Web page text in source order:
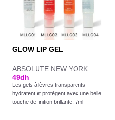
GLOW LIP GEL
ABSOLUTE NEW YORK
49dh
Les gels à lèvres transparents
hydratent et protègent avec une belle
touche de finition brillante. 7ml